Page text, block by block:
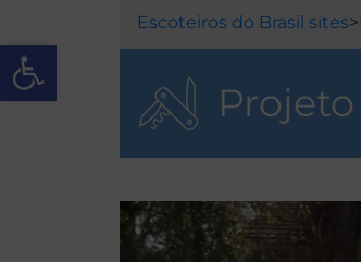
Open toolbar
Escoteiros do Brasil sites>